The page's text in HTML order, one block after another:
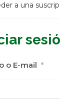
a una
o E-mail *